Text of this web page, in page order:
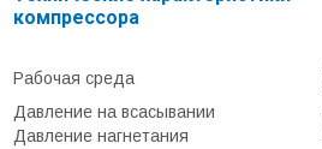
компрессора
Рабочая среда
Давление на всасывании
Давление нагнетания